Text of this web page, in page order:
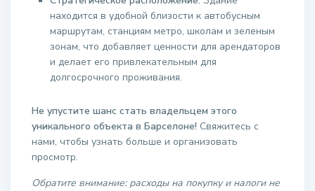
находится в удобной близости к автобусным
маршрутам, станциям метро, школам и зеленым
зонам, что добавляет ценности для арендаторов
и делает его привлекательным для
долгосрочного проживания.
Не упустите шанс стать владельцем этого
уникального объекта в Барселоне! Свяжитесь с
нами, чтобы узнать больше и организовать
просмотр.
Обратите внимание: расходы на покупку и налоги не